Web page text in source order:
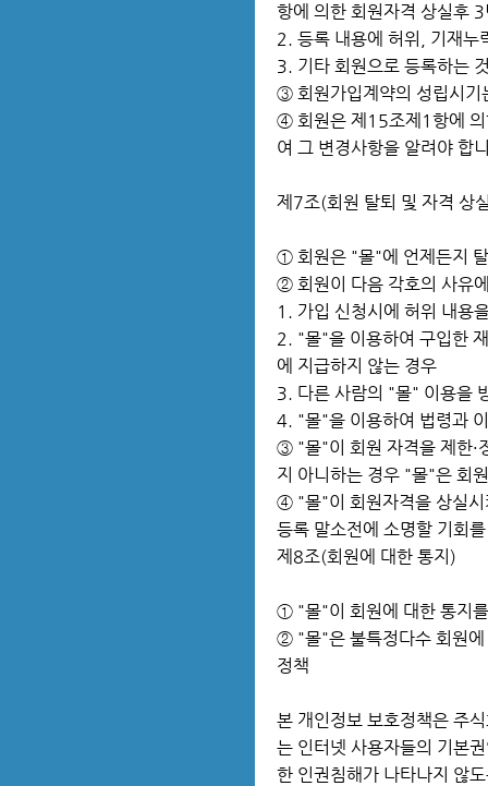
항에 의한 회원자격 상실후
2. 등록 내용에 허위, 기재누
3. 기타 회원으로 등록하는
③ 회원가입계약의 성립시기
④ 회원은 제15조제1항에 의
여 그 변경사항을 알려야 합
제7조(회원 탈퇴 및 자격 상
① 회원은 "몰"에 언제든지
② 회원이 다음 각호의 사유
1. 가입 신청시에 허위 내용
2. "몰"을 이용하여 구입한
에 지급하지 않는 경우
3. 다른 사람의 "몰" 이용을
4. "몰"을 이용하여 법령과
③ "몰"이 회원 자격을 제한·
지 아니하는 경우 "몰"은 회
④ "몰"이 회원자격을 상실시
등록 말소전에 소명할 기회
제8조(회원에 대한 통지)
① "몰"이 회원에 대한 통지
② "몰"은 불특정다수 회원에
정책
본 개인정보 보호정책은 주
는 인터넷 사용자들의 기본
한 인권침해가 나타나지 않